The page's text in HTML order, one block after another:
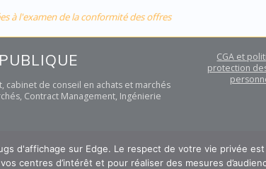
à l'examen de la conformité des offres
cabinet de conseil en achats et marchés
Contract Management, Ingénierie
CGA et
protection
d'affichage sur Edge. Le respect de votre vie privée
centres d’intérêt et pour réaliser des mesures